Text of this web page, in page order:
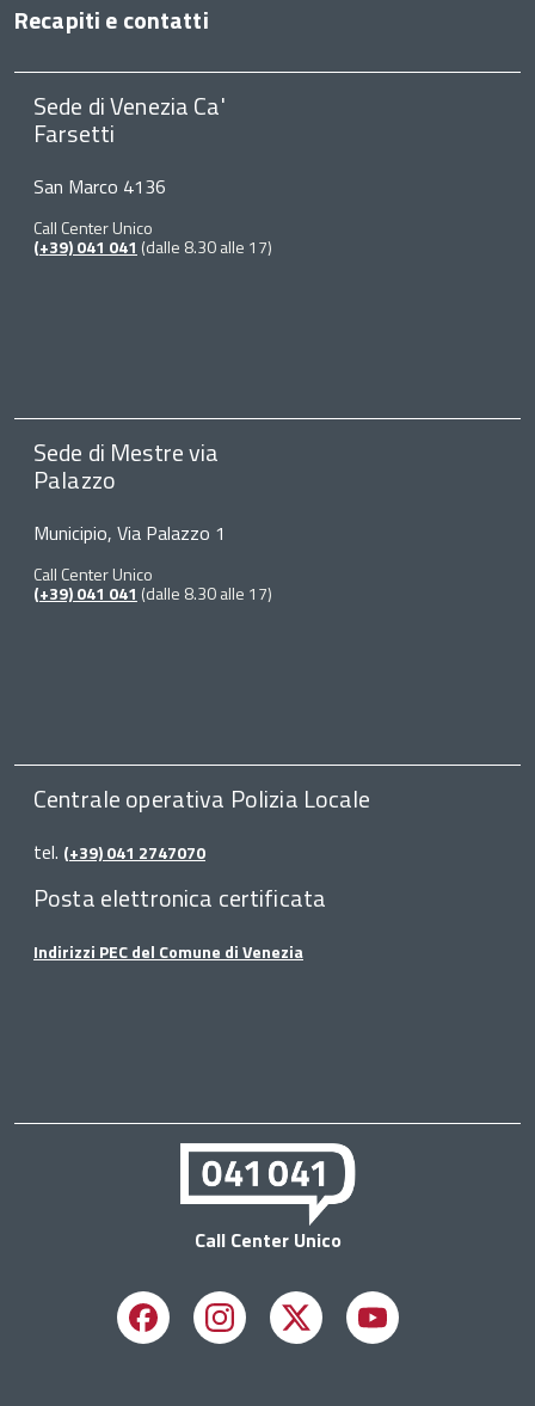
Recapiti e contatti
Sede di Venezia Ca'
Farsetti
San Marco 4136
Call Center Unico
(+39) 041 041 (dalle 8.30 alle 17)
Sede di Mestre via
Palazzo
Municipio, Via Palazzo 1
Call Center Unico
(+39) 041 041 (dalle 8.30 alle 17)
Centrale operativa Polizia Locale
tel. (+39) 041 2747070
Posta elettronica certificata
Indirizzi PEC del Comune di Venezia
Call Center Unico
FacebookInstagramX Youtube